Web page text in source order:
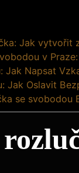
Jak vytvořit
v
Jak Napsat
Jak Oslavit
se svobodou